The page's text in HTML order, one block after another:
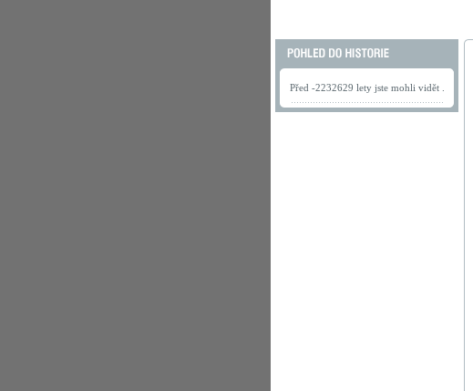
Před -2232629 lety jste mohli vidět .